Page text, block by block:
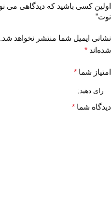
نوت”
نشانی ایمیل شما منتشر نخواهد شد.
شده‌اند *
امتیاز شما *
دیدگاه شما *